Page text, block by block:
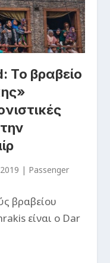
Το βραβείο
| Passenger
βραβείου
είναι ο Dar